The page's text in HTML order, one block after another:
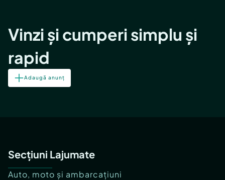
Vinzi și cumperi simplu și
rapid
Adaugă anunț
Secțiuni Lajumate
Auto, moto și ambarcațiuni